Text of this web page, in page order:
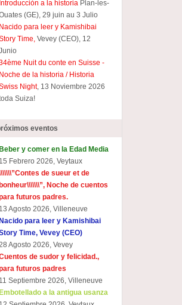
Introducción a la historia Plan-les-
(GE), 29 juin au 3 Julio
Nacido para leer y Kamishibai
Time, Vevey (CEO), 12
Nuit du conte en Suisse -
Noche de la historia / Historia
Night, 13 Noviembre 2026
Suiza!
eventos
Beber y comer en la Edad Media
15 Febrero 2026, Veytaux
Contes de sueur et de
bonheur\\\\\\\”, Noche de cuentos
futuros padres.
13 Agosto 2026, Villeneuve
Nacido para leer y Kamishibai
Time, Vevey (CEO)
Agosto 2026, Vevey
de sudor y felicidad.,
futuros padres
11 Septiembre 2026, Villeneuve
Embotellado a la antigua usanza